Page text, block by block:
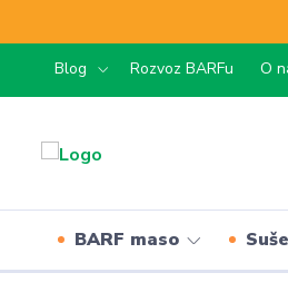
Blog Rozvoz BARFu O
BARF maso